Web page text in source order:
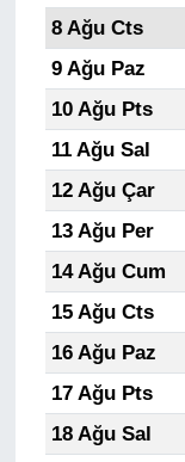
8 Ağu Cts
9 Ağu Paz
10 Ağu Pts
11 Ağu Sal
12 Ağu Çar
13 Ağu Per
14 Ağu Cum
15 Ağu Cts
16 Ağu Paz
17 Ağu Pts
18 Ağu Sal